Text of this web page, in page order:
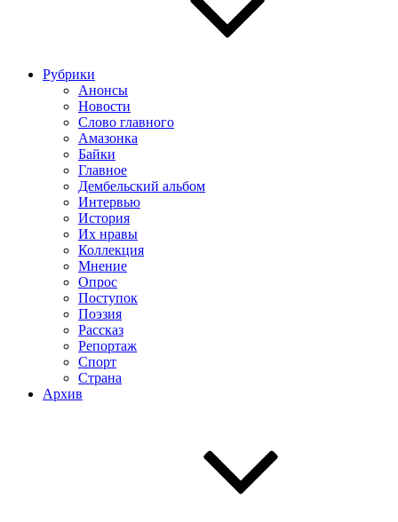
Рубрики
Анонсы
Новости
Слово главного
Амазонка
Байки
Главное
Дембельский альбом
Интервью
История
Их нравы
Коллекция
Мнение
Опрос
Поступок
Поэзия
Рассказ
Репортаж
Спорт
Страна
Архив